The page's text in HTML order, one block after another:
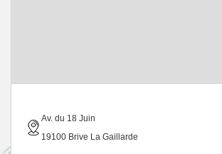
Av. du 18 Juin
19100 Brive La Gaillarde